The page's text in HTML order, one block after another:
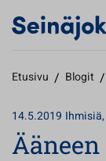
Etusivu / Blogit /
14.5.2019